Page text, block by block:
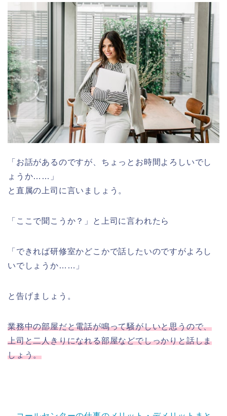
「お話があるのですが、ちょっとお時間よろしいでし
ょうか……」
と直属の上司に言いましょう。
「ここで聞こうか？」と上司に言われたら
「できれば研修室かどこかで話したいのですがよろし
いでしょうか……」
と告げましょう。
業務中の部屋だと電話が鳴って騒がしいと思うので、
上司と二人きりになれる部屋などでしっかりと話しま
しょう。